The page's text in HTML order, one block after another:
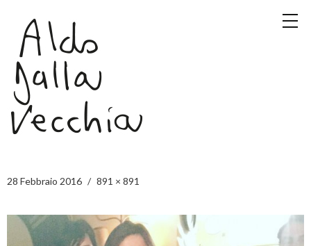
28 Febbraio 2016 891 × 891